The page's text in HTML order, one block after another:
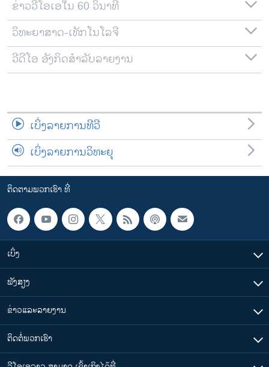
ພາສາຕ່າງໆ
ຂ່າວວີໂອເອໃນ 60 ວິນາທີ
ວິທະຍາສາດ-ເທັກໂນໂລຈີ
ວີດີໂອ ອັງກິດສຳລັບລາຍງານ
ເບິ່ງລາຍການທີວີ
ເບິ່ງລາຍການວິທະຍຸ
ຕິດຕາມພວກເຮົາ ທີ່
ເບິ່ງ
ຟັງສຽງ
ຂ່າວແລະລາຍງານ
ຕິດຕໍ່ພວກເຮົາ